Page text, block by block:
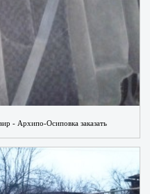
- Архипо-Осиповка заказать